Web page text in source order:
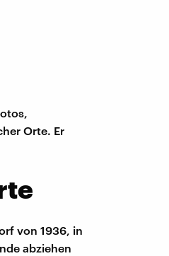
Orte. Er
von 1936, in
abziehen